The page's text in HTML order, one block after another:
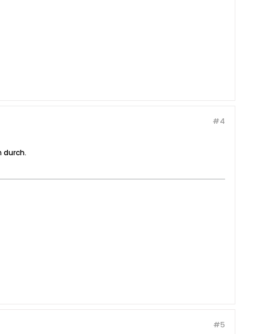
#4
durch.
#5